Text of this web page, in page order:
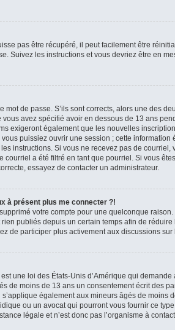
pas être récupéré, il peut facilement être
. Suivez les instructions et vous devriez être en
mot de passe. S’ils sont corrects, alors une des
avez spécifié avoir en dessous de 13 ans
exigeront également que les nouvelles
puissiez ouvrir une session ; cette information
instructions. Si vous ne recevez pas de courriel,
a été filtré en tant que pourriel. Si vous
essayez de contacter un administrateur.
à présent plus me connecter ?!
votre compte pour une quelconque
publiés depuis un certain temps afin de
de participer plus activement aux discussions sur
une loi des États-Unis d’Amérique qui
de moins de 13 ans un consentement écrit des
également aux mineurs âgés de moins
ou un avocat qui pourront vous fournir ce
légale et n’est donc pas l’organisme à